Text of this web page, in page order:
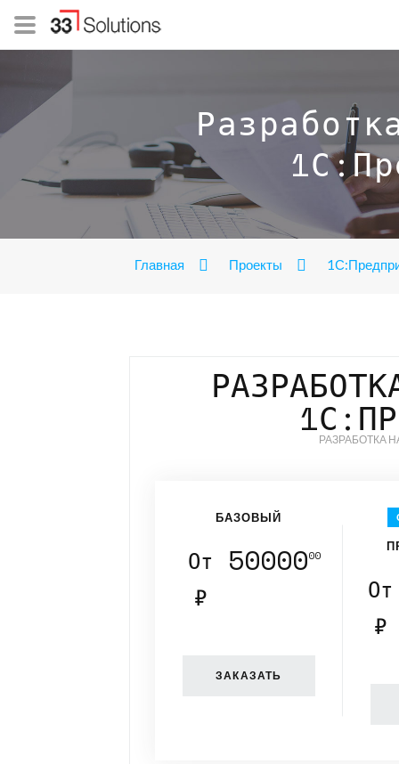
Главная Проекты
РАЗРАБОТКА
БАЗОВЫЙ
От
₽
5000000
ЗАКАЗАТЬ
От
₽